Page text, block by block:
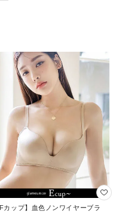
カップ】血色ノンワイヤーブラ